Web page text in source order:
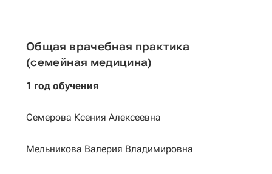
Общая врачебная практика
(семейная медицина)
1 год обучения
Семерова Ксения Алексеевна
Мельникова Валерия Владимировна